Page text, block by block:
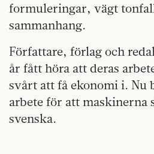
formuleringar, vägt
sammanhang.
Författare, förlag och
år fått höra att deras
svårt att få ekonomi i. Nu
arbete för att maskinerna
svenska.